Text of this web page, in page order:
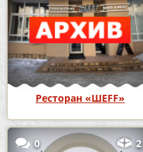
Ресторан «ШЕFF»
0 2